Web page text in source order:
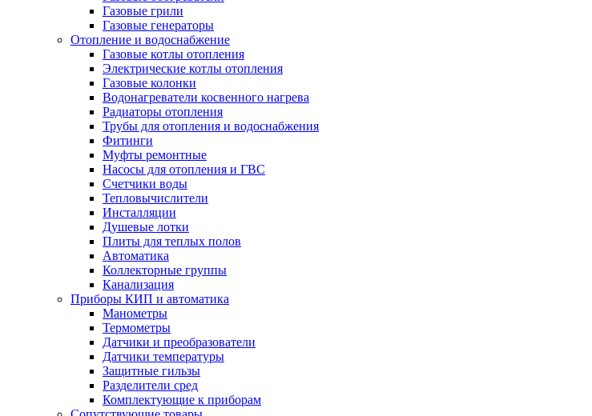
Газовые грили
Газовые генераторы
Отопление и водоснабжение
Газовые котлы отопления
Электрические котлы отопления
Газовые колонки
Водонагреватели косвенного нагрева
Радиаторы отопления
Трубы для отопления и водоснабжения
Фитинги
Муфты ремонтные
Насосы для отопления и ГВС
Счетчики воды
Тепловычислители
Инсталляции
Душевые лотки
Плиты для теплых полов
Автоматика
Коллекторные группы
Канализация
Приборы КИП и автоматика
Манометры
Термометры
Датчики и преобразователи
Датчики температуры
Защитные гильзы
Разделители сред
Комплектующие к приборам